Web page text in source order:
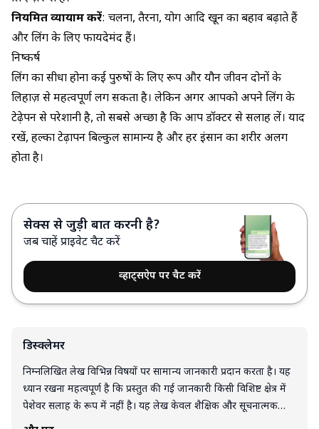
नियमित व्यायाम करें: चलना, तैरना, योग आदि खून का बहाव बढ़ाते हैं
और लिंग के लिए फायदेमंद हैं।
निष्कर्ष
लिंग का सीधा होना कई पुरुषों के लिए रूप और यौन जीवन दोनों के
लिहाज़ से महत्वपूर्ण लग सकता है। लेकिन अगर आपको अपने लिंग के
टेढ़ेपन से परेशानी है, तो सबसे अच्छा है कि आप डॉक्टर से सलाह लें। याद
रखें, हल्का टेढ़ापन बिल्कुल सामान्य है और हर इंसान का शरीर अलग
होता है।
सेक्स से जुड़ी बात करनी है?
जब चाहें प्राइवेट चैट करें
व्हाट्सऐप पर चैट करें
डिस्क्लेमर
निम्नलिखित लेख विभिन्न विषयों पर सामान्य जानकारी प्रदान करता है। यह
ध्यान रखना महत्वपूर्ण है कि प्रस्तुत की गई जानकारी किसी विशिष्ट क्षेत्र में
पेशेवर सलाह के रूप में नहीं है। यह लेख केवल शैक्षिक और सूचनात्मक
उद्देश्यों के लिए है। इस लेख को किसी भी उत्पाद, सेवा या जानकारी के